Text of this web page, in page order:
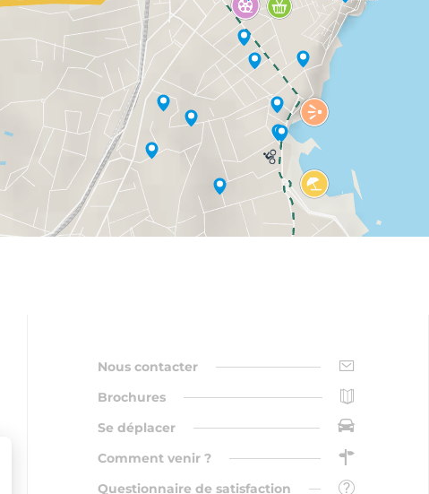
Nous contacter
Brochures
Se déplacer
Comment venir ?
Questionnaire de satisfaction